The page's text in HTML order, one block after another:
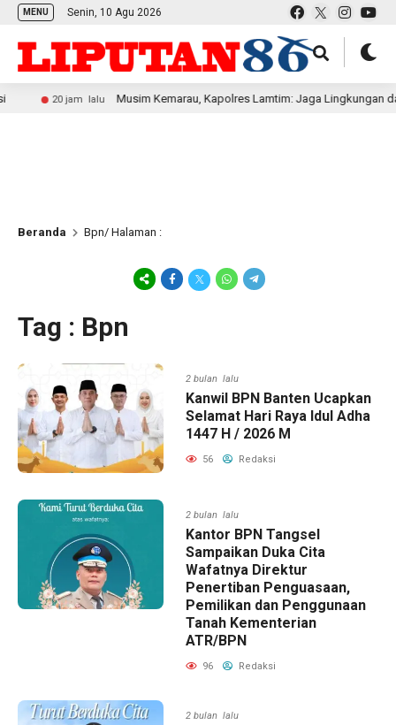
MENU Senin, 10 Agu 2026
20 jam lalu Musim Kemarau, Kapolres Lamtim: Jaga Lingkungan dan
Beranda Bpn/ Halaman :
Tag : Bpn
2 bulan lalu
Kanwil BPN Banten Ucapkan
Selamat Hari Raya Idul Adha
1447 H / 2026 M
56 Redaksi
2 bulan lalu
Kantor BPN Tangsel
Sampaikan Duka Cita
Wafatnya Direktur
Penertiban Penguasaan,
Pemilikan dan Penggunaan
Tanah Kementerian
ATR/BPN
96 Redaksi
2 bulan lalu